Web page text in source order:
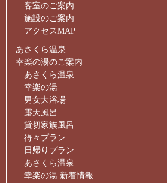
客室のご案内
施設のご案内
アクセスMAP
あさくら温泉
幸楽の湯のご案内
あさくら温泉
幸楽の湯
男女大浴場
露天風呂
貸切家族風呂
得々プラン
日帰りプラン
あさくら温泉
幸楽の湯 新着情報